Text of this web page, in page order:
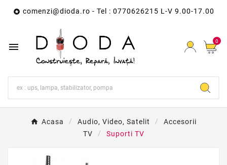
 comenzi@dioda.ro - Tel : 0770626215 L-V 9.00-17.00
 0
Acasa Audio, Video, Satelit
Accesorii
TV
Suporti TV